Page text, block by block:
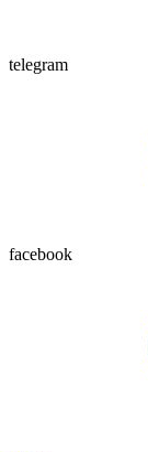
telegram
facebook